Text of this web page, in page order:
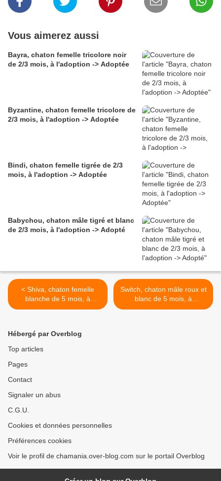
Vous aimerez aussi
Bayra, chaton femelle tricolore noir
de 2/3 mois, à l'adoption -> Adoptée
Byzantine, chaton femelle tricolore de
2/3 mois, à l'adoption -> Adoptée
Bindi, chaton femelle tigrée de 2/3
mois, à l'adoption -> Adoptée
Babychou, chaton mâle tigré et blanc
de 2/3 mois, à l'adoption -> Adopté
< Shiva, chaton femelle
blanche de 5 mois, à
l'adoption -> adoptée
Switch, chaton mâle roux et
blanc de 5 mois, à
l'adoption -> adopté >
Hébergé par Overblog
Top articles
Pages
Contact
Signaler un abus
C.G.U.
Cookies et données personnelles
Préférences cookies
Voir le profil de chamania.over-blog.com sur le portail Overblog